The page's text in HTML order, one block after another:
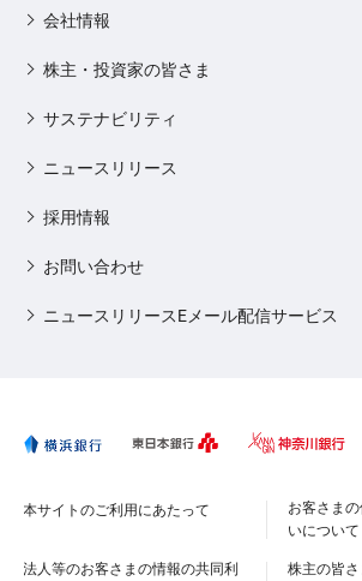
会社情報
株主・投資家の皆さま
サステナビリティ
ニュースリリース
採用情報
お問い合わせ
ニュースリリースEメール配信サービス
本サイトのご利用にあたって
お客さま
いについて
法人等のお客さまの情報の共同利 株主の皆